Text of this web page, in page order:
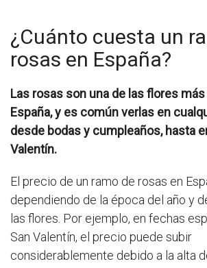
¿Cuánto cuesta un
rosas en España?
Las rosas son una de las flores
España, y es común verlas en
desde bodas y cumpleaños, hasta
Valentín.
El precio de un ramo de rosas en
dependiendo de la época del año y
las flores. Por ejemplo, en fechas
San Valentín, el precio puede subir
considerablemente debido a la alta